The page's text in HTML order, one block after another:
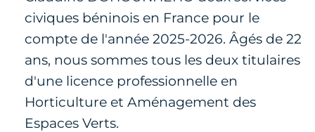
civiques béninois en France pour le
compte de l'année 2025-2026. Âgés de 22
ans, nous sommes tous les deux titulaires
d'une licence professionnelle en
Horticulture et Aménagement des
Espaces Verts.